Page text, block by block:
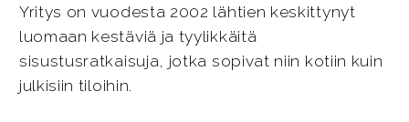
Yritys on vuodesta 2002 lähtien keskittynyt
luomaan kestäviä ja tyylikkäitä
sisustusratkaisuja, jotka sopivat niin kotiin kuin
julkisiin tiloihin.